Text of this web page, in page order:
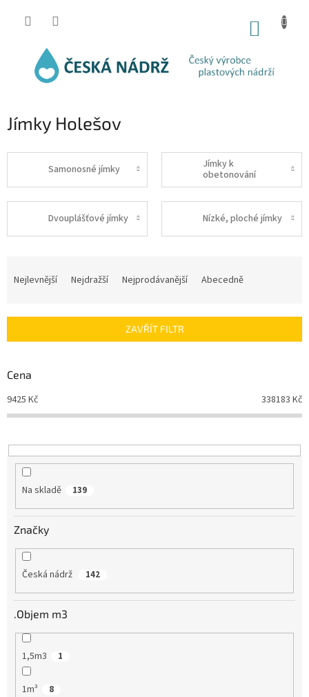
Jímky Holešov
Samonosné jímky
Jímky k
obetonování
Dvouplášťové jímky Nízké, ploché jímky
í
r
o
d
u
t
ů
Nejlevnější Nejdražší Nejprodávanější Abecedně
ZAVŘÍT FILTR
Cena
9425 Kč 338183 Kč
Na skladě 139
Značky
Česká nádrž 142
.Objem m3
1,5m3 1
1m³ 8